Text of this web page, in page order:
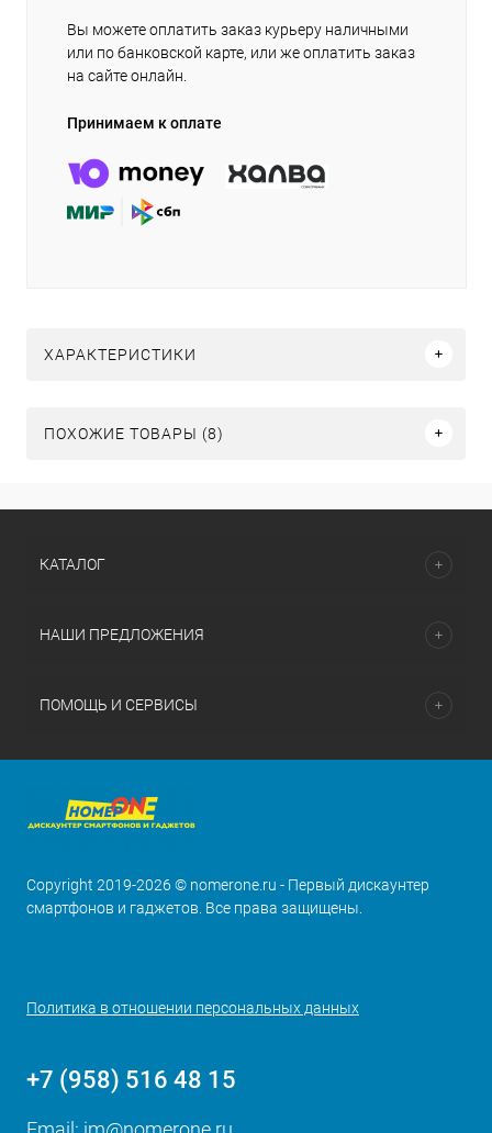
Вы можете оплатить заказ курьеру наличными
или по банковской карте, или же оплатить заказ
на сайте онлайн.
Принимаем к оплате
ХАРАКТЕРИСТИКИ
ПОХОЖИЕ ТОВАРЫ (8)
КАТАЛОГ
НАШИ ПРЕДЛОЖЕНИЯ
ПОМОЩЬ И СЕРВИСЫ
Copyright 2019-2026 © nomerone.ru - Первый дискаунтер
смартфонов и гаджетов. Все права защищены.
Политика в отношении персональных данных
+7 (958) 516 48 15